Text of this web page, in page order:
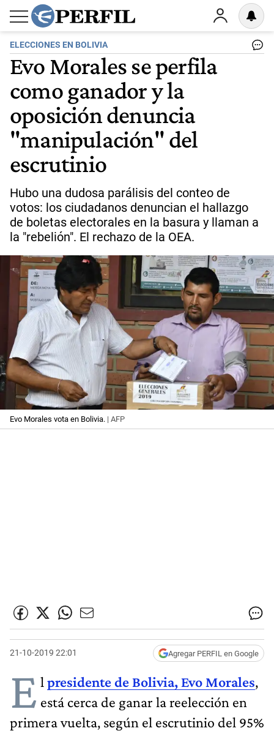
ELECCIONES EN BOLIVIA
Evo Morales se perfila
como ganador y la
oposición denuncia
"manipulación" del
escrutinio
Hubo una dudosa parálisis del conteo de
votos: los ciudadanos denuncian el hallazgo
de boletas electorales en la basura y llaman a
la "rebelión". El rechazo de la OEA.
Evo Morales vota en Bolivia. | AFP
21-10-2019 22:01 Agregar PERFIL en Google
E l presidente de Bolivia, Evo Morales,
está cerca de ganar la reelección en
primera vuelta, según el escrutinio del 95%